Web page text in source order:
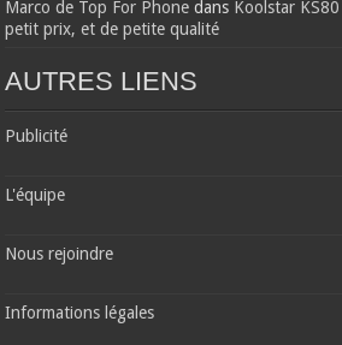
Marco de Top For Phone dans Koolstar
petit prix, et de petite qualité
AUTRES LIENS
Publicité
L'équipe
Nous rejoindre
Informations légales